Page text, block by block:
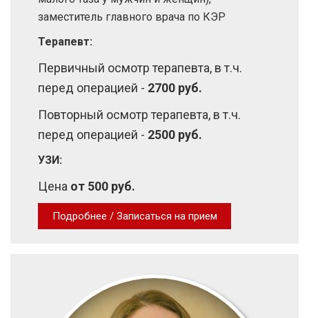
заместитель главного врача по КЭР
Терапевт:
Первичный осмотр терапевта, в т.ч.
перед операцией - 2700 руб.
Повторный осмотр терапевта, в т.ч.
перед операцией - 2500 руб.
УЗИ:
Цена от 500 руб.
Подробнее / Записаться на прием